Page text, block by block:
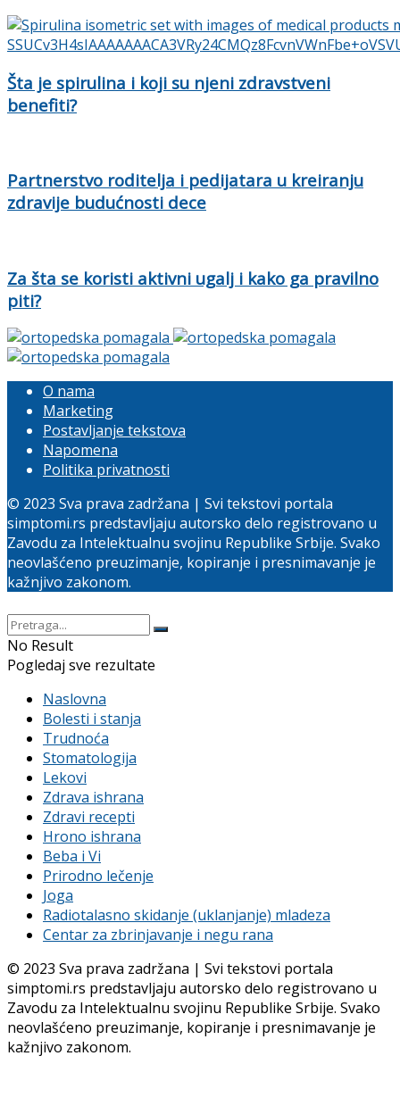
Šta je spirulina i koji su njeni zdravstveni
benefiti?
Partnerstvo roditelja i pedijatara u kreiranju
zdravije budućnosti dece
Za šta se koristi aktivni ugalj i kako ga pravilno
piti?
O nama
Marketing
Postavljanje tekstova
Napomena
Politika privatnosti
© 2023 Sva prava zadržana | Svi tekstovi portala
simptomi.rs predstavljaju autorsko delo registrovano u
Zavodu za Intelektualnu svojinu Republike Srbije. Svako
neovlašćeno preuzimanje, kopiranje i presnimavanje je
kažnjivo zakonom.
No Result
Pogledaj sve rezultate
Naslovna
Bolesti i stanja
Trudnoća
Stomatologija
Lekovi
Zdrava ishrana
Zdravi recepti
Hrono ishrana
Beba i Vi
Prirodno lečenje
Joga
Radiotalasno skidanje (uklanjanje) mladeza
Centar za zbrinjavanje i negu rana
© 2023 Sva prava zadržana | Svi tekstovi portala
simptomi.rs predstavljaju autorsko delo registrovano u
Zavodu za Intelektualnu svojinu Republike Srbije. Svako
neovlašćeno preuzimanje, kopiranje i presnimavanje je
kažnjivo zakonom.